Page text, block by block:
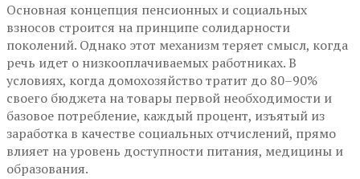
Основная концепция пенсионных и социальных
взносов строится на принципе солидарности
поколений. Однако этот механизм теряет смысл, когда
речь идет о низкооплачиваемых работниках. В
условиях, когда домохозяйство тратит до 80–90%
своего бюджета на товары первой необходимости и
базовое потребление, каждый процент, изъятый из
заработка в качестве социальных отчислений, прямо
влияет на уровень доступности питания, медицины и
образования.